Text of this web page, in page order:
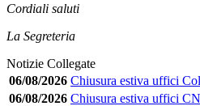
Cordiali saluti
La Segreteria
Notizie Collegate
06/08/2026 Chiusura estiva uffici
06/08/2026 Chiusura estiva uffici